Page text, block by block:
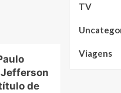
de
TV
Viagens